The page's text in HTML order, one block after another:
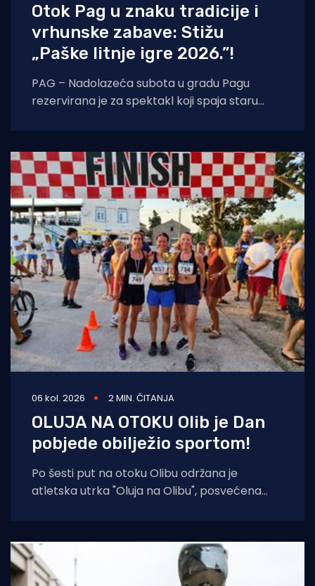
Otok Pag u znaku tradicije i
vrhunske zabave: Stižu
„Paške litnje igre 2026.”!
PAG – Nadolazeća subota u gradu Pagu
rezervirana je za spektakl koji spaja staru
06 kol. 2026 2 MIN. ČITANJA
OLUJA NA OTOKU Olib je Dan
pobjede obilježio sportom!
Po šesti put na otoku Olibu održana je
atletska utrka "Oluja na Olibu", posvećena